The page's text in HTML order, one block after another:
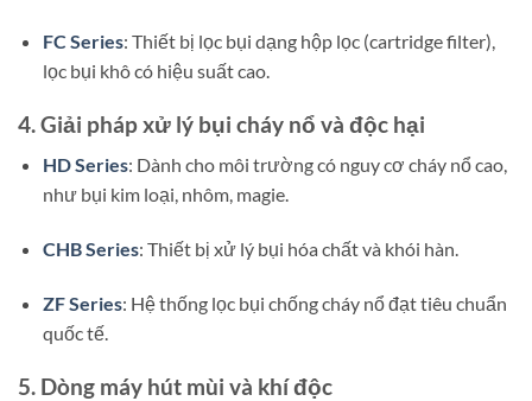
FC Series: Thiết bị lọc bụi dạng hộp lọc (cartridge filter),
lọc bụi khô có hiệu suất cao.
4. Giải pháp xử lý bụi cháy nổ và độc hại
HD Series: Dành cho môi trường có nguy cơ cháy nổ cao,
như bụi kim loại, nhôm, magie.
CHB Series: Thiết bị xử lý bụi hóa chất và khói hàn.
ZF Series: Hệ thống lọc bụi chống cháy nổ đạt tiêu chuẩn
quốc tế.
5. Dòng máy hút mùi và khí độc